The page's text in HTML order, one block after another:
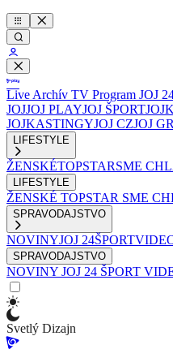
Live Archív TV Program JOJ
JOJJOJ PLAYJOJ ŠPORT
JOJKASTINGYJOJ CZJOJ
LIFESTYLE
ŽENSKÉTOPSTARSME
LIFESTYLE
ŽENSKÉ TOPSTAR SME
SPRAVODAJSTVO
NOVINYJOJ 24ŠPORT
SPRAVODAJSTVO
NOVINY JOJ 24 ŠPORT
Svetlý Dizajn